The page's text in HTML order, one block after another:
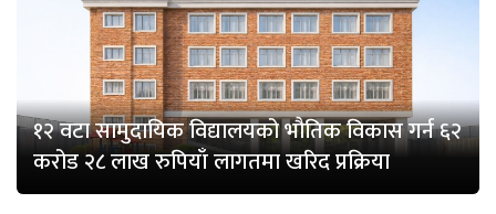
१२ वटा सामुदायिक विद्यालयको भौतिक विकास गर्न ६२
करोड २८ लाख रुपियाँ लागतमा खरिद प्रक्रिया